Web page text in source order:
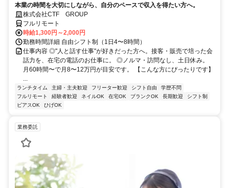
本業の時間を大切にしながら、自分のペースで収入を得たい方へ。
株式会社CTF GROUP
フルリモート
時給1,300円～2,000円
勤務時間詳細 自由シフト制（1日4〜8時間）
仕事内容 ◎"人と話す仕事"が好きだった方へ。接客・販売で培った会
話力を、在宅の電話のお仕事に。 ◎ノルマ・訪問なし、土日休み。
月60時間〜で月8〜12万円が目安です。 【こんな方にぴったりです】
...
ランチタイム 主婦・主夫歓迎 フリーター歓迎 シフト自由
学歴不問
フルリモート
経験者歓迎 ネイルOK 在宅OK ブランクOK 長期歓迎
シフト制
ピアスOK
ひげOK
業務委託